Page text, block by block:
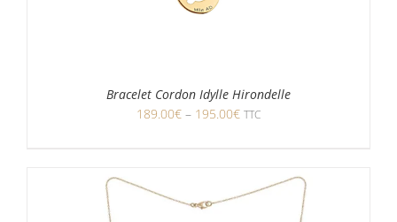
Bracelet Cordon Idylle Hirondelle
189.00€ – 195.00€ TTC